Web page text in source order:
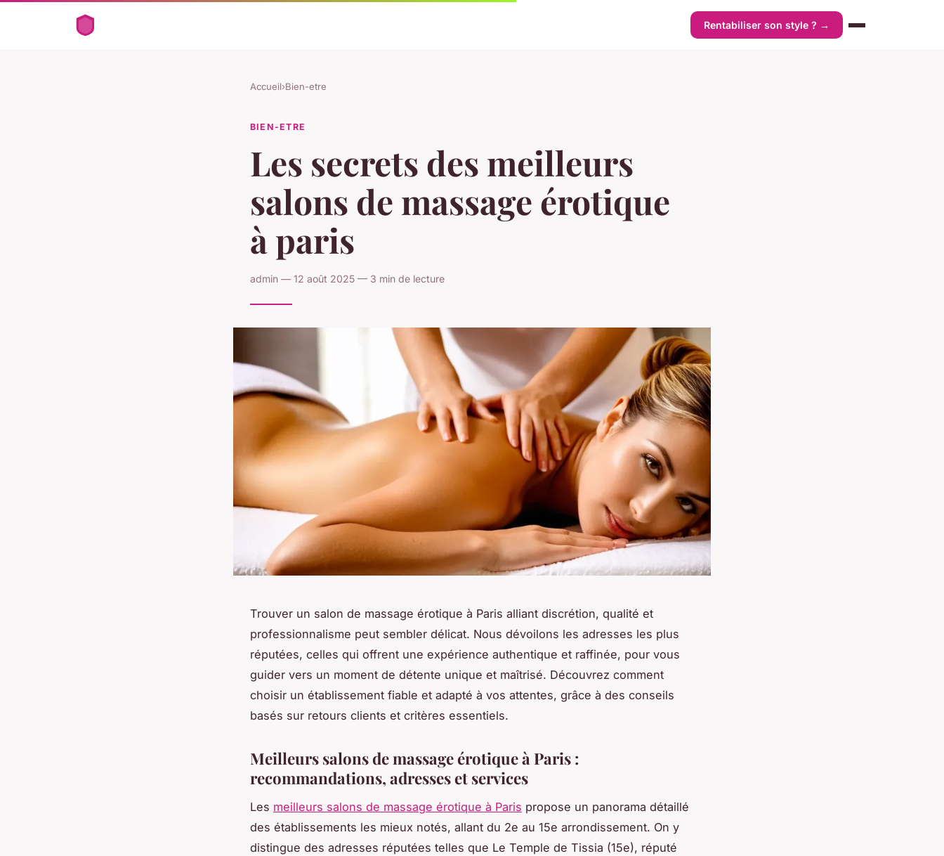
Rentabiliser son style ? →
Accueil›Bien-etre
BIEN-ETRE
Les secrets des meilleurs
salons de massage érotique
à paris
admin — 12 août 2025 — 3 min de lecture
Trouver un salon de massage érotique à Paris alliant discrétion, qualité et
professionnalisme peut sembler délicat. Nous dévoilons les adresses les plus
réputées, celles qui offrent une expérience authentique et raffinée, pour vous
guider vers un moment de détente unique et maîtrisé. Découvrez comment
choisir un établissement fiable et adapté à vos attentes, grâce à des conseils
basés sur retours clients et critères essentiels.
Meilleurs salons de massage érotique à Paris :
recommandations, adresses et services
Les meilleurs salons de massage érotique à Paris propose un panorama détaillé
des établissements les mieux notés, allant du 2e au 15e arrondissement. On y
distingue des adresses réputées telles que Le Temple de Tissia (15e), réputé